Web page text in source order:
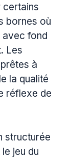
certains
bornes où
avec fond
Les
à
la qualité
réflexe de
structurée
jeu du